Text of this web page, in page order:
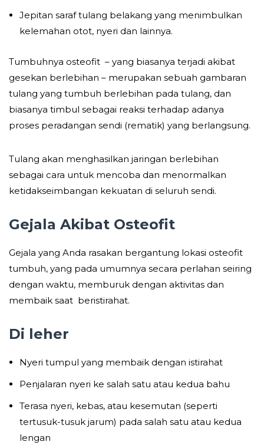
Jepitan saraf tulang belakang yang menimbulkan
kelemahan otot, nyeri dan lainnya.
Tumbuhnya osteofit – yang biasanya terjadi akibat
gesekan berlebihan – merupakan sebuah gambaran
tulang yang tumbuh berlebihan pada tulang, dan
biasanya timbul sebagai reaksi terhadap adanya
proses peradangan sendi (rematik) yang berlangsung.
Tulang akan menghasilkan jaringan berlebihan
sebagai cara untuk mencoba dan menormalkan
ketidakseimbangan kekuatan di seluruh sendi.
Gejala Akibat Osteofit
Gejala yang Anda rasakan bergantung lokasi osteofit
tumbuh, yang pada umumnya secara perlahan seiring
dengan waktu, memburuk dengan aktivitas dan
membaik saat beristirahat.
Di leher
Nyeri tumpul yang membaik dengan istirahat
Penjalaran nyeri ke salah satu atau kedua bahu
Terasa nyeri, kebas, atau kesemutan (seperti
tertusuk-tusuk jarum) pada salah satu atau kedua
lengan